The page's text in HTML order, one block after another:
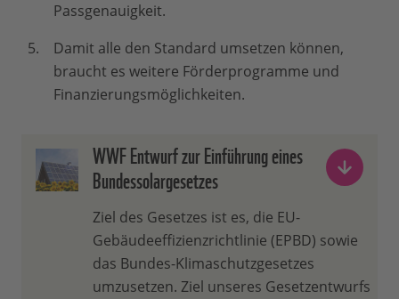
Passgenauigkeit.
Damit alle den Standard umsetzen können,
braucht es weitere Förderprogramme und
Finanzierungsmöglichkeiten.
WWF Entwurf zur Einführung eines
Bundessolargesetzes
Ziel des Gesetzes ist es, die EU-
Gebäudeeffizienzrichtlinie (EPBD) sowie
das Bundes-Klimaschutzgesetzes
umzusetzen. Ziel unseres Gesetzentwurfs